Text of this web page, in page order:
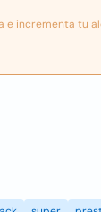
e incrementa tu